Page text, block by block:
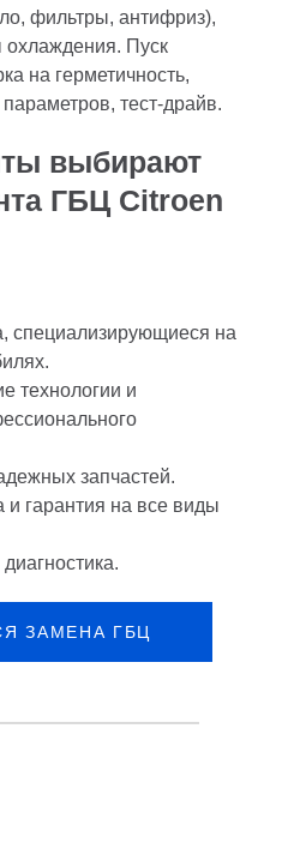
фильтры, антифриз),
охлаждения. Пуск
на герметичность,
тест-драйв.
выбирают
ГБЦ Citroen
специализирующиеся на
технологии и
запчастей.
и гарантия на все виды
ЗАМЕНА ГБЦ